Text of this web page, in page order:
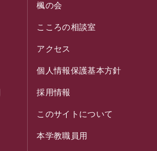
楓の会
こころの相談室
アクセス
個人情報保護基本方針
採用情報
このサイトについて
本学教職員用